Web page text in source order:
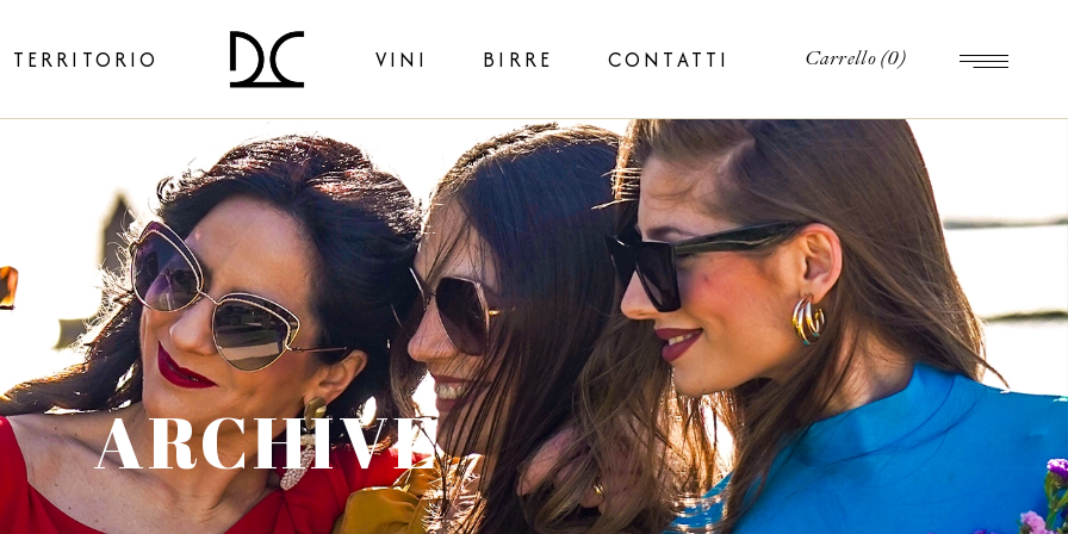
TERRITORIO VINI
Picciotto
Omu
Nativo
Sanu
Ilare
Spumanti
BIRRE CONTATTI Carrello (0)
ARCHIVE